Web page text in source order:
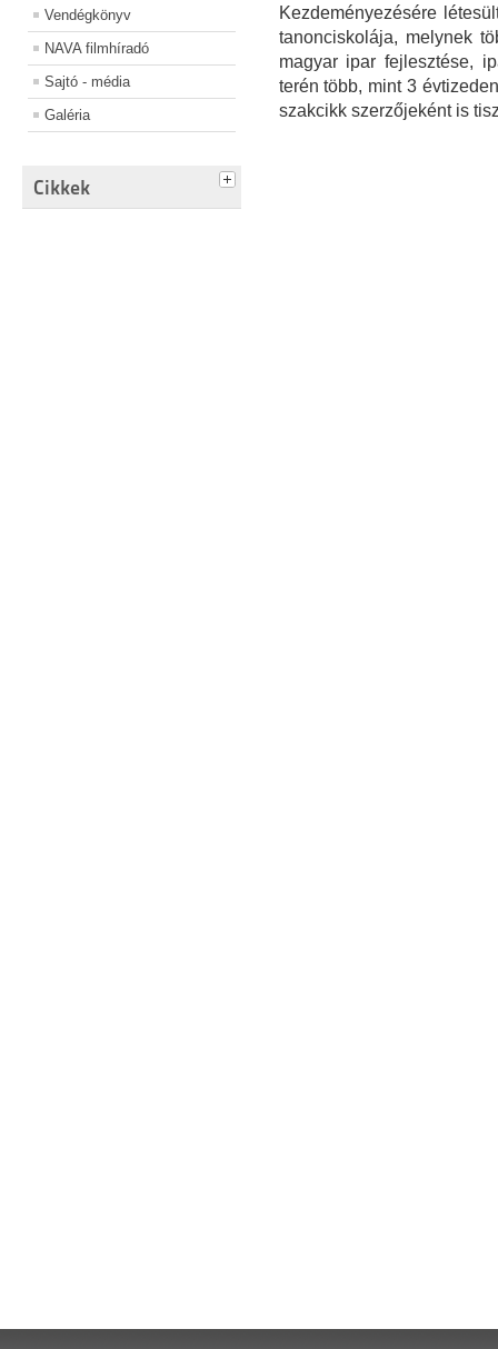
Vendégkönyv
NAVA filmhíradó
Sajtó - média
Galéria
Cikkek
Kezdeményezésére
tanonciskolája, melynek
magyar ipar fejlesztése,
terén több, mint 3
szakcikk szerzőjeként is